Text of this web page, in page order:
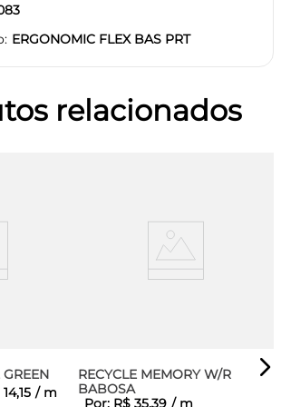
ERGONOMIC FLEX BAS PRT
relacionados
14,15 / m
RECYCLE MEMORY W/R
BABOSA
Por: R$ 35,39 / m